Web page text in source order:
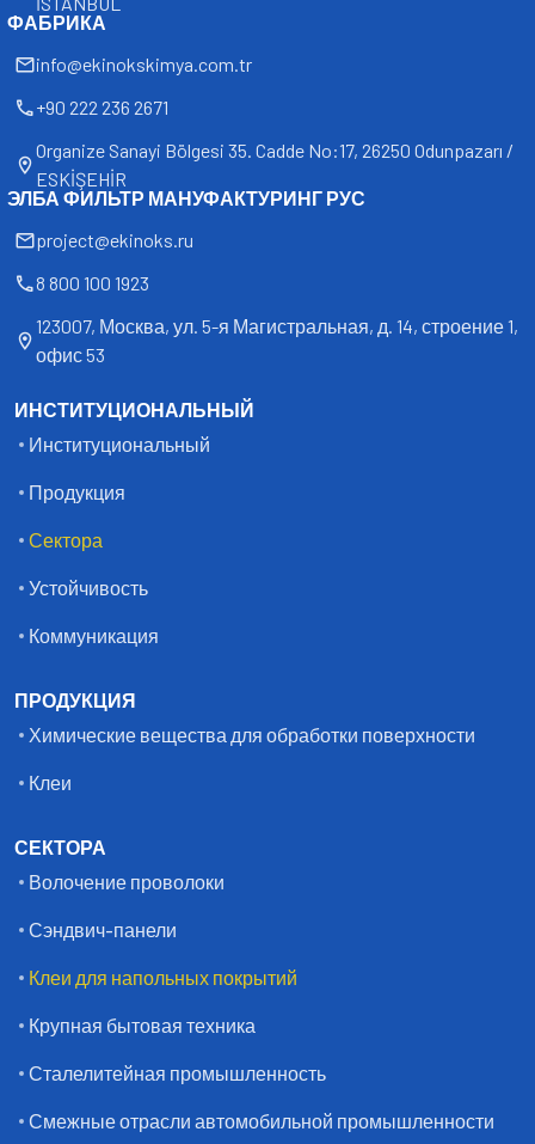
ФАБРИКА
info@ekinokskimya.com.tr
+90 222 236 2671
Organize Sanayi Bölgesi 35. Cadde No:17, 26250 Odunpazarı /
ESKİŞEHİR
ЭЛБА ФИЛЬТР МАНУФАКТУРИНГ РУС
project@ekinoks.ru
8 800 100 1923
123007, Москва, ул. 5-я Магистральная, д. 14, строение 1,
офис 53
ИНСТИТУЦИОНАЛЬНЫЙ
Институциональный
Продукция
Сектора
Устойчивость
Коммуникация
ПРОДУКЦИЯ
Химические вещества для обработки поверхности
Клеи
СЕКТОРА
Волочение проволоки
Сэндвич-панели
Клеи для напольных покрытий
Крупная бытовая техника
Сталелитейная промышленность
Смежные отрасли автомобильной промышленности